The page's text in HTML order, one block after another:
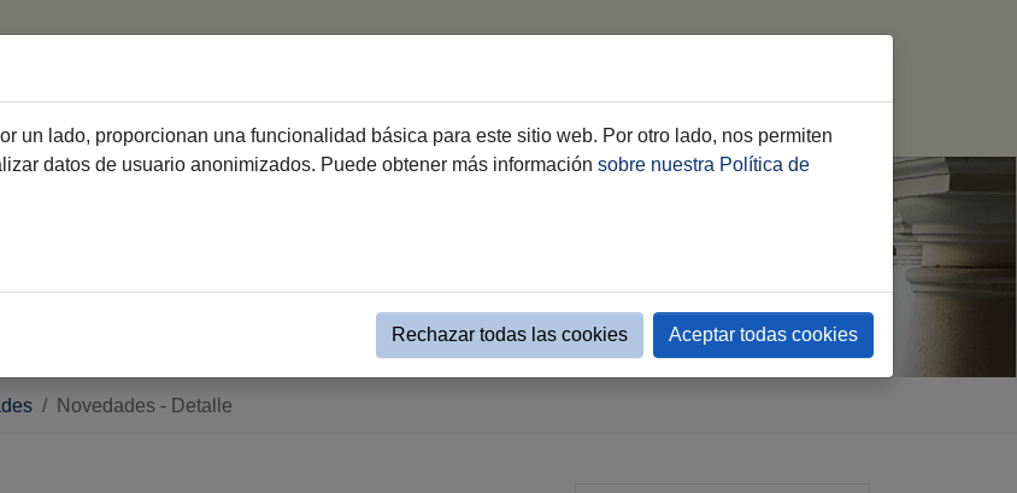
Novedades - Detalle
un lado, proporcionan una funcionalidad básica para este sitio web. Por otro lado, nos permiten
datos de usuario anonimizados. Puede obtener más información sobre nuestra Política de
Rechazar todas las cookies Aceptar todas cookies